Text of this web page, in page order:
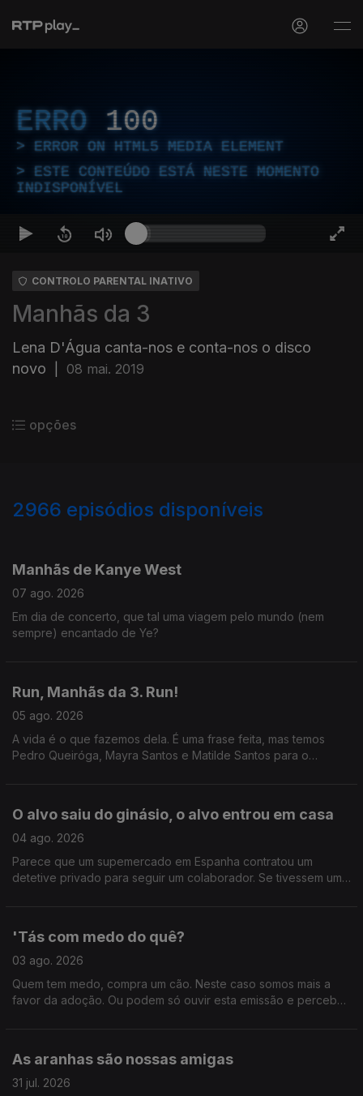
ERRO 100
ERROR ON HTML5 MEDIA ELEMENT
ESTE CONTEÚDO ESTÁ NESTE MOMENTO
INDISPONÍVEL
CONTROLO PARENTAL INATIVO
Manhãs da 3
Lena D'Água canta-nos e conta-nos o disco
novo
08 mai. 2019
opções
2966 episódios disponíveis
Manhãs de Kanye West
07 ago. 2026
Em dia de concerto, que tal uma viagem pelo mundo (nem
sempre) encantado de Ye?
Run, Manhãs da 3. Run!
05 ago. 2026
A vida é o que fazemos dela. É uma frase feita, mas temos
Pedro Queiróga, Mayra Santos e Matilde Santos para o
O alvo saiu do ginásio, o alvo entrou em casa
04 ago. 2026
Parece que um supemercado em Espanha contratou um
detetive privado para seguir um colaborador. Se tivessem um
'Tás com medo do quê?
03 ago. 2026
Quem tem medo, compra um cão. Neste caso somos mais a
favor da adoção. Ou podem só ouvir esta emissão e perceber
As aranhas são nossas amigas
31 jul. 2026